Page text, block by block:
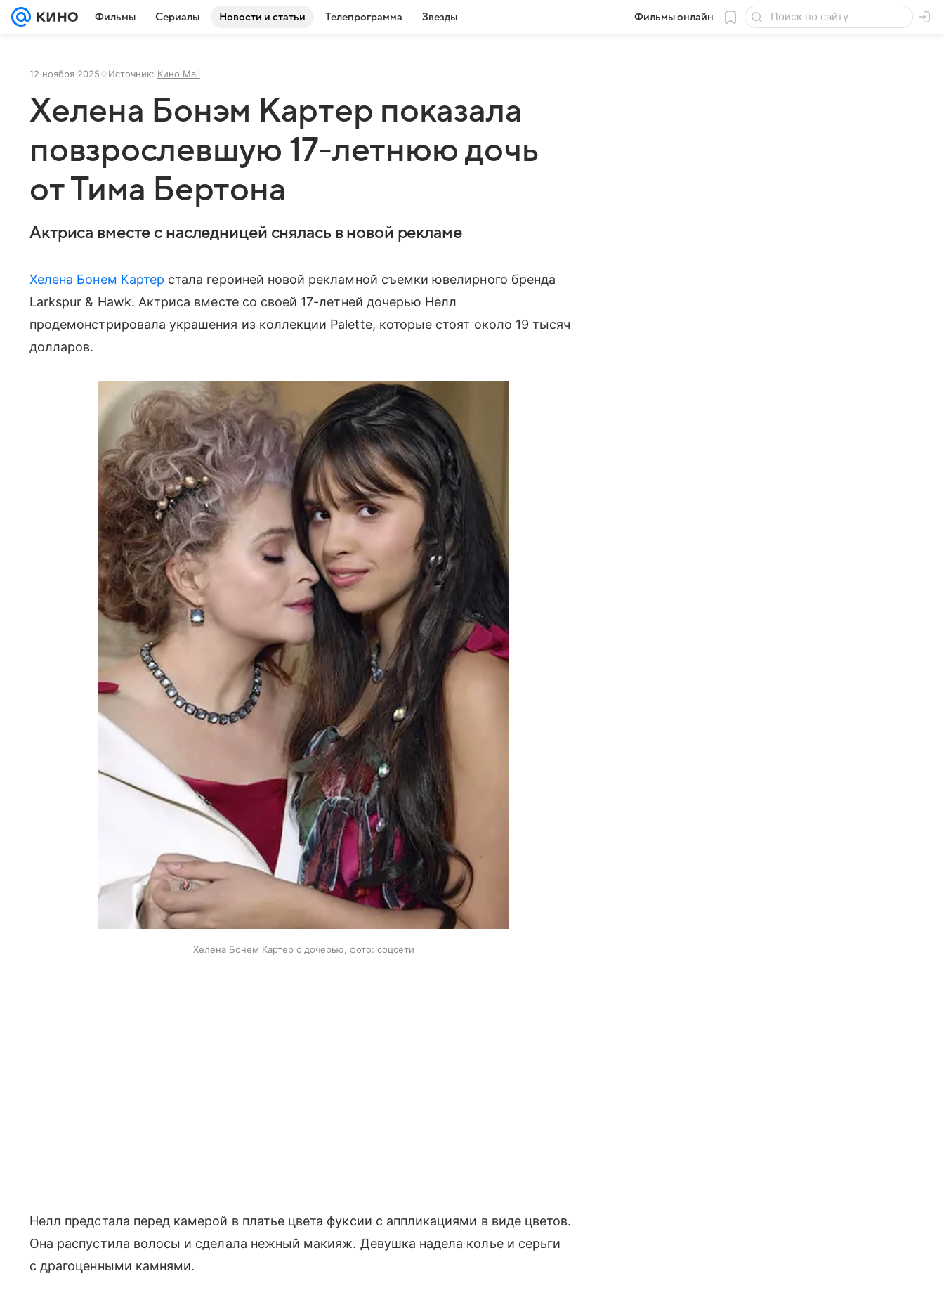
Фильмы Сериалы Новости и статьи Телепрограмма Звезды Фильмы онлайн
12 ноября 2025 Источник: Кино Mail
Хелена Бонэм Картер показала
повзрослевшую 17-летнюю дочь
от Тима Бертона
Актриса вместе с наследницей снялась в новой рекламе
Хелена Бонем Картер стала героиней новой рекламной съемки ювелирного бренда
Larkspur & Hawk. Актриса вместе со своей 17-летней дочерью Нелл
продемонстрировала украшения из коллекции Palette, которые стоят около 19 тысяч
долларов.
Хелена Бонем Картер с дочерью, фото: соцсети
Нелл предстала перед камерой в платье цвета фуксии с аппликациями в виде цветов.
Она распустила волосы и сделала нежный макияж. Девушка надела колье и серьги
с драгоценными камнями.